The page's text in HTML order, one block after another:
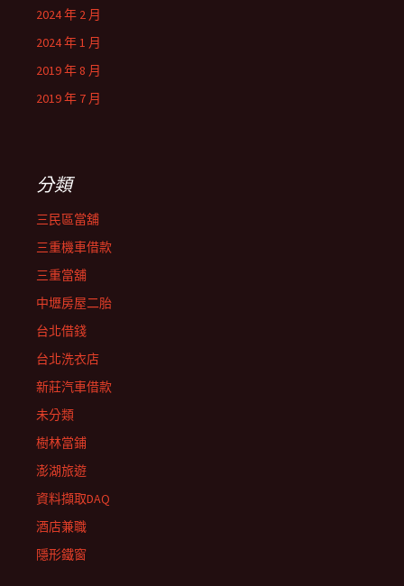
2024 年 2 月
2024 年 1 月
2019 年 8 月
2019 年 7 月
分類
三民區當舖
三重機車借款
三重當舖
中壢房屋二胎
台北借錢
台北洗衣店
新莊汽車借款
未分類
樹林當鋪
澎湖旅遊
資料擷取DAQ
酒店兼職
隱形鐵窗